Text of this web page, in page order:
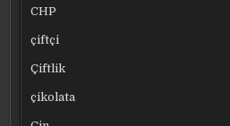
CHP
çiftçi
Çiftlik
çikolata